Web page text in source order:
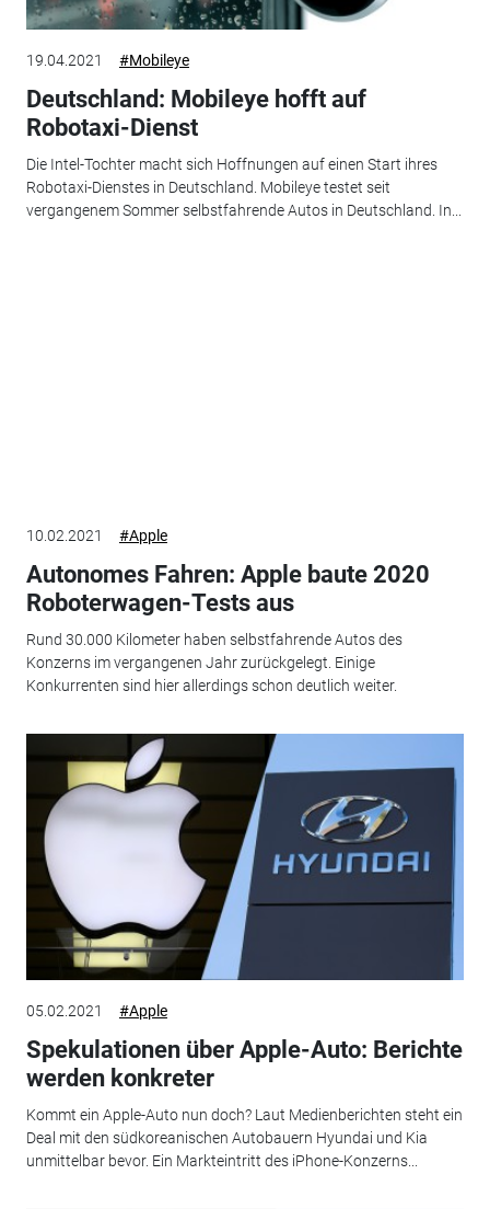
19.04.2021 #Mobileye
Deutschland: Mobileye hofft auf
Robotaxi-Dienst
Die Intel-Tochter macht sich Hoffnungen auf einen Start ihres
Robotaxi-Dienstes in Deutschland. Mobileye testet seit
vergangenem Sommer selbstfahrende Autos in Deutschland. In...
10.02.2021 #Apple
Autonomes Fahren: Apple baute 2020
Roboterwagen-Tests aus
Rund 30.000 Kilometer haben selbstfahrende Autos des
Konzerns im vergangenen Jahr zurückgelegt. Einige
Konkurrenten sind hier allerdings schon deutlich weiter.
05.02.2021 #Apple
Spekulationen über Apple-Auto: Berichte
werden konkreter
Kommt ein Apple-Auto nun doch? Laut Medienberichten steht ein
Deal mit den südkoreanischen Autobauern Hyundai und Kia
unmittelbar bevor. Ein Markteintritt des iPhone-Konzerns...